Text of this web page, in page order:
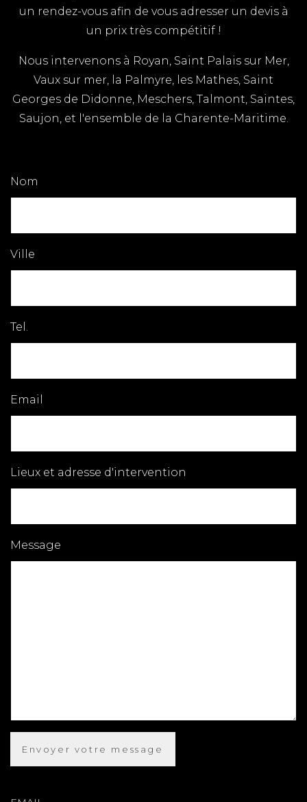
un rendez-vous afin de vous adresser un devis à
un prix très compétitif !
Nous intervenons à Royan, Saint Palais sur Mer,
Vaux sur mer, la Palmyre, les Mathes, Saint
Georges de Didonne, Meschers, Talmont, Saintes,
Saujon, et l'ensemble de la Charente-Maritime.
Nom
Ville
Tel.
Email
Lieux et adresse d'intervention
Message